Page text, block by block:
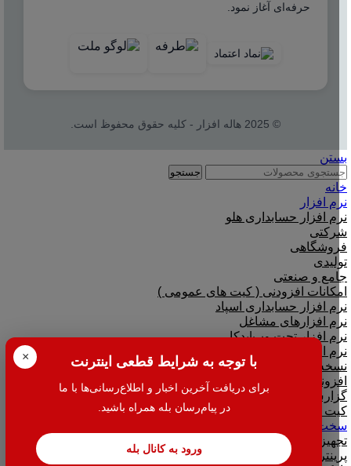
× با توجه به شرایط قطعی اینترنت
برای دریافت آخرین اخبار و اطلاع‌رسانی‌ها با ما
در پیام‌رسان بله همراه باشید.
ورود به کانال بله
حرفه‌ای آغاز نمود.
© 2025 هاله افزار - کلیه حقوق محفوظ است.
بستن
جستجو
خانه
نرم افزار
نرم افزار حسابداری هلو
شرکتی
فروشگاهی
تولیدی
جامع و صنعتی
امکانات افزودنی ( کیت های عمومی )
نرم افزار حسابداری اسپاد
نرم افزارهای مشاغل
نرم افزار تحت وب|بدکا
نرم افزار CRM|لینک به هلو
نسخه آموزشی حسابداری هلو
افزونه متصل به نرم افزار هلو
گزارش گیر نرم افزار هلو
کیت هلو
سخت افزار
تجهیزات فروشگاهی
پرینتر